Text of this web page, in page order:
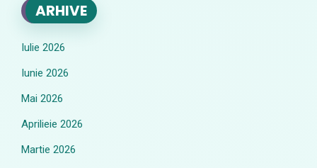
ARHIVE
Iulie 2026
Iunie 2026
Mai 2026
Aprilieie 2026
Martie 2026